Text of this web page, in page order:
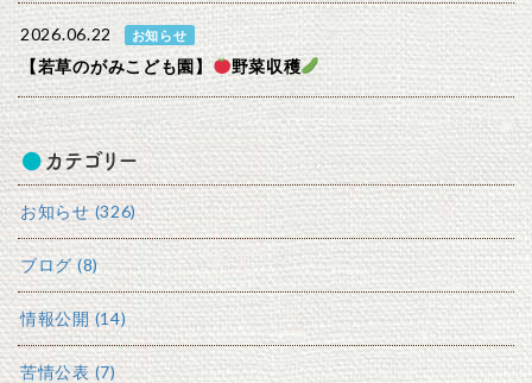
2026.06.22 お知らせ
【若草のがみこども園】 野菜収穫
カテゴリー
お知らせ (326)
ブログ (8)
情報公開 (14)
苦情公表 (7)